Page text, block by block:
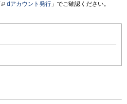
dアカウント発行 」でご確認ください。